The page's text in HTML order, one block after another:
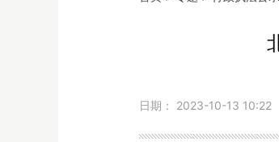
日期： 2023-10-13